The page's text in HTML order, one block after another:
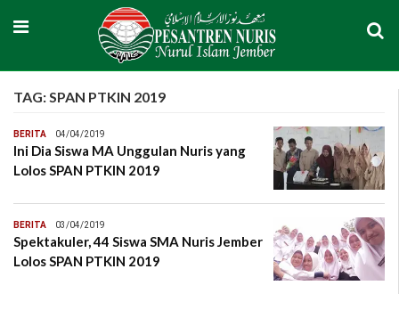
TAG:SPAN PTKIN 2019
BERITA 04/04/2019
Ini Dia Siswa MA Unggulan Nuris yang
Lolos SPAN PTKIN 2019
BERITA 03/04/2019
Spektakuler, 44 Siswa SMA Nuris Jember
Lolos SPAN PTKIN 2019